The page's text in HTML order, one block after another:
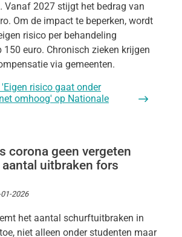
Vanaf 2027 stijgt het bedrag van
Om de impact te beperken, wordt
risico per behandeling
150 euro. Chronisch zieken krijgen
via gemeenten.
'Eigen risico gaat onder
omhoog' op Nationale
corona geen vergeten
uitbraken fors
2026
het aantal schurftuitbraken in
niet alleen onder studenten maar